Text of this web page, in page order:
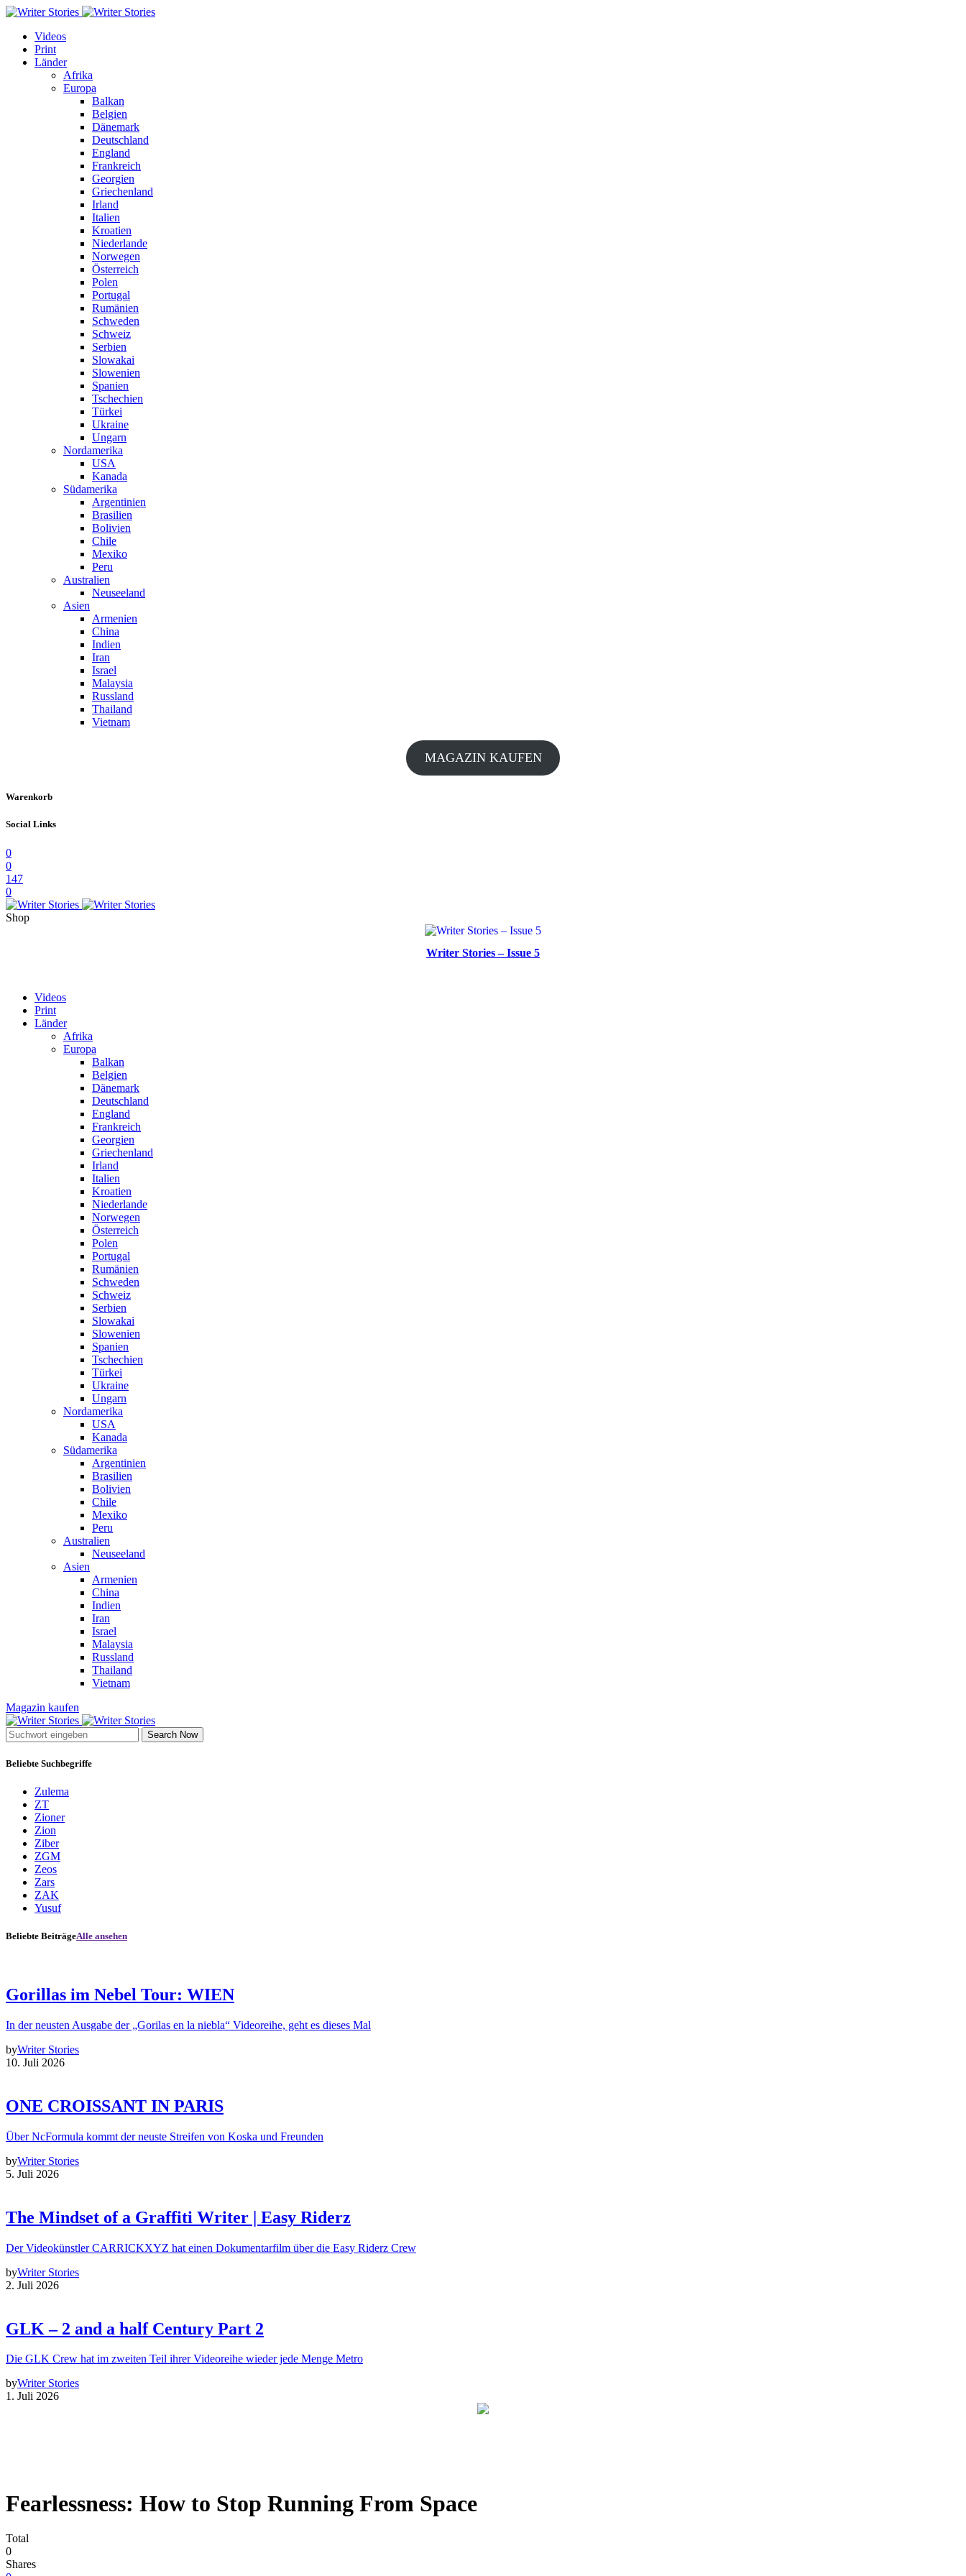
Videos
Print
Länder
Afrika
Europa
Balkan
Belgien
Dänemark
Deutschland
England
Frankreich
Georgien
Griechenland
Irland
Italien
Kroatien
Niederlande
Norwegen
Österreich
Polen
Portugal
Rumänien
Schweden
Schweiz
Serbien
Slowakai
Slowenien
Spanien
Tschechien
Türkei
Ukraine
Ungarn
Nordamerika
USA
Kanada
Südamerika
Argentinien
Brasilien
Bolivien
Chile
Mexiko
Peru
Australien
Neuseeland
Asien
Armenien
China
Indien
Iran
Israel
Malaysia
Russland
Thailand
Vietnam
MAGAZIN KAUFEN
Warenkorb
Social Links
0
0
147
0
Shop
Writer Stories – Issue 5
Videos
Print
Länder
Afrika
Europa
Balkan
Belgien
Dänemark
Deutschland
England
Frankreich
Georgien
Griechenland
Irland
Italien
Kroatien
Niederlande
Norwegen
Österreich
Polen
Portugal
Rumänien
Schweden
Schweiz
Serbien
Slowakai
Slowenien
Spanien
Tschechien
Türkei
Ukraine
Ungarn
Nordamerika
USA
Kanada
Südamerika
Argentinien
Brasilien
Bolivien
Chile
Mexiko
Peru
Australien
Neuseeland
Asien
Armenien
China
Indien
Iran
Israel
Malaysia
Russland
Thailand
Vietnam
Magazin kaufen
Search Now
Beliebte Suchbegriffe
Zulema
ZT
Zioner
Zion
Ziber
ZGM
Zeos
Zars
ZAK
Yusuf
Beliebte BeiträgeAlle ansehen
Gorillas im Nebel Tour: WIEN
In der neusten Ausgabe der „Gorilas en la niebla“ Videoreihe, geht es dieses Mal
byWriter Stories
10. Juli 2026
ONE CROISSANT IN PARIS
Über NcFormula kommt der neuste Streifen von Koska und Freunden
byWriter Stories
5. Juli 2026
The Mindset of a Graffiti Writer | Easy Riderz
Der Videokünstler CARRICKXYZ hat einen Dokumentarfilm über die Easy Riderz Crew
byWriter Stories
2. Juli 2026
GLK – 2 and a half Century Part 2
Die GLK Crew hat im zweiten Teil ihrer Videoreihe wieder jede Menge Metro
byWriter Stories
1. Juli 2026
Fearlessness: How to Stop Running From Space
Total
0
Shares